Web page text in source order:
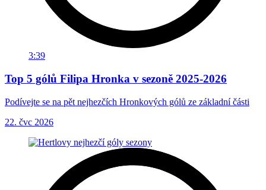
3:39
Top 5 gólů Filipa Hronka v sezoně 2025-2026
Podívejte se na pět nejhezčích Hronkových gólů ze základní části
22. čvc 2026